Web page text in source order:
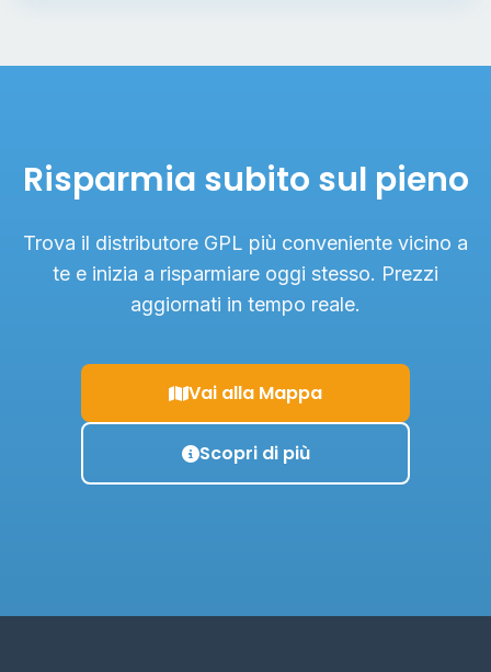
Risparmia subito sul pieno
Trova il distributore GPL più conveniente vicino a
te e inizia a risparmiare oggi stesso. Prezzi
aggiornati in tempo reale.
Vai alla Mappa
Scopri di più